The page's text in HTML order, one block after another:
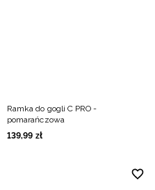
Ramka do gogli C PRO -
pomarańczowa
139,99 zł